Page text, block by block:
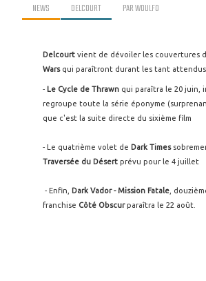
NEWS DELCOURT PARWOULFO
Delcourt vient de dévoiler les couvertures
Warsqui paraîtront durant les tant attendus
- Le Cycle de Thrawn qui paraîtra le 20 juin,
regroupe toute la série éponyme
que c'est la suite directe du sixième film
- Le quatrième volet de Dark Times
Traversée du Désert prévu pour le 4 juillet
- Enfin, Dark Vador - Mission Fatale ,
franchise Côté Obscurparaîtra le 22 août.